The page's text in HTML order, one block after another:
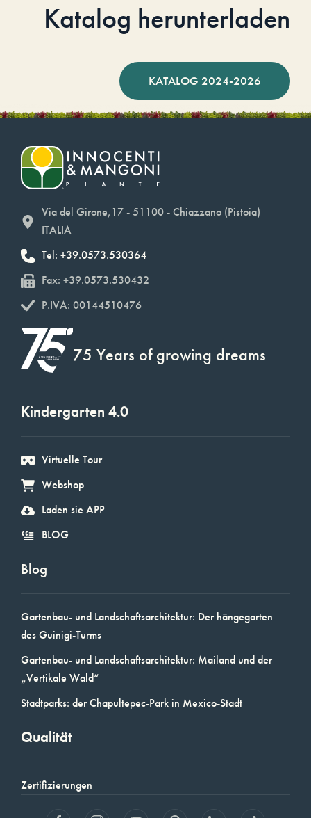
Katalog herunterladen
KATALOG 2024-2026
Via del Girone,17 - 51100 - Chiazzano (Pistoia)
ITALIA
Tel: +39.0573.530364
Fax: +39.0573.530432
P.IVA: 00144510476
75 Years of growing dreams
Kindergarten 4.0
Virtuelle Tour
Webshop
Laden sie APP
BLOG
Blog
Gartenbau- und Landschaftsarchitektur: Der hängegarten
des Guinigi-Turms
Gartenbau- und Landschaftsarchitektur: Mailand und der
„Vertikale Wald“
Stadtparks: der Chapultepec-Park in Mexico-Stadt
Qualität
Zertifizierungen